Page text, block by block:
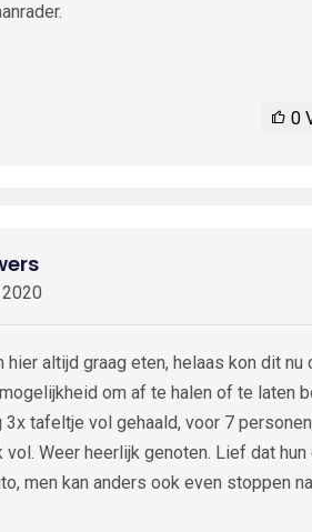
0
hier altijd graag eten, helaas kon dit
om af te halen of te laten
3x tafeltje vol gehaald, voor 7
vol. Weer heerlijk genoten. Lief dat
men kan anders ook even stoppen